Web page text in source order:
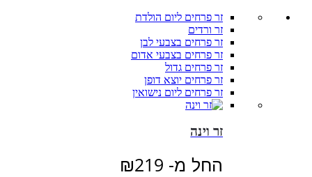
זר פרחים ליום הולדת
זר ורדים
זר פרחים בצבעי לבן
זר פרחים בצבעי אדום
זר פרחים גדול
זר פרחים יוצא דופן
זר פרחים ליום נישואין
זר וינה
החל מ- ₪219